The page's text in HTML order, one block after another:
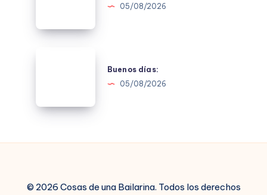
05/08/2026
Buenos días:
05/08/2026
© 2026 Cosas de una Bailarina. Todos los derechos